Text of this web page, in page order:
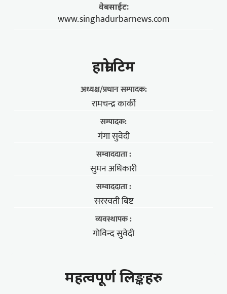
वेबसाईट:
www.singhadurbarnews.com
हाम्राे टिम
अध्यक्ष/प्रधान सम्पादक:
रामचन्द्र कार्की
सम्पादक:
गंगा सुवेदी
सम्वाददाता :
सुमन अधिकारी
सम्वाददाता :
सरस्वती बिष्ट
व्यवस्थापक :
गोविन्द सुवेदी
महत्वपूर्ण लिङ्कहरु